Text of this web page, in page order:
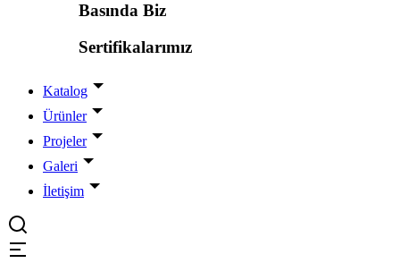
Basında Biz
Sertifikalarımız
Katalog
Ürünler
Projeler
Galeri
İletişim